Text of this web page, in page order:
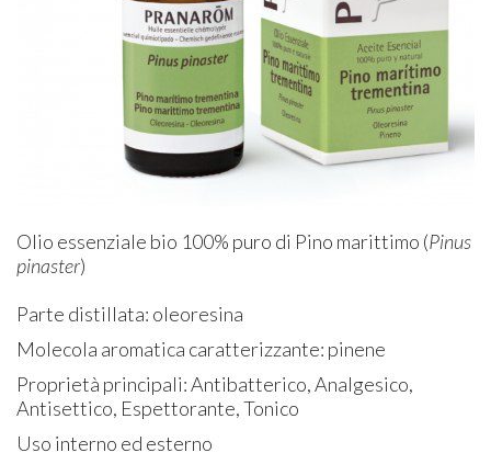
Olio essenziale bio 100% puro di Pino marittimo (Pinus
pinaster)
Parte distillata: oleoresina
Molecola aromatica caratterizzante: pinene
Proprietà principali: Antibatterico, Analgesico,
Antisettico, Espettorante, Tonico
Uso interno ed esterno